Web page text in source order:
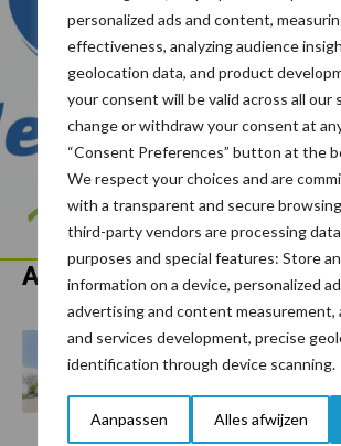
personalized ads and content,
effectiveness, analyzing audience
geolocation data, and product
your consent will be valid across all our
change or withdraw your consent at
“Consent Preferences” button at the
We respect your choices and are
with a transparent and secure
third-party vendors are processing
purposes and special features: Store
information on a device, personalized
advertising and content measurement,
and services development, precise
identification through device scanning.
Aanpassen Alles afwijzen
Aanbevolen voor jou!
Van onze partner De
De Heus rondt
Feed & Care af